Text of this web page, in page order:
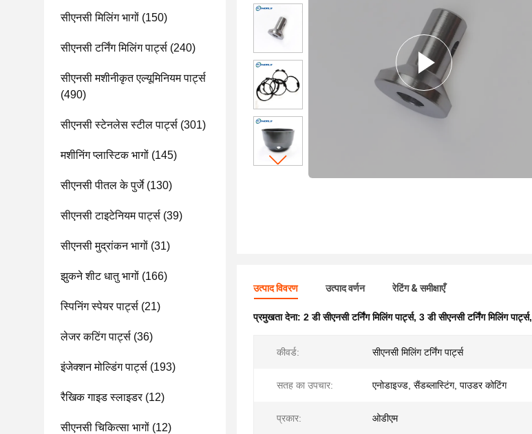
सीएनसी मिलिंग भागों (150)
सीएनसी टर्निंग मिलिंग पार्ट्स (240)
सीएनसी मशीनीकृत एल्यूमिनियम पार्ट्स
(490)
सीएनसी स्टेनलेस स्टील पार्ट्स (301)
मशीनिंग प्लास्टिक भागों (145)
सीएनसी पीतल के पुर्जे(130)
सीएनसी टाइटेनियम पार्ट्स (39)
सीएनसी मुद्रांकन भागों (31)
झुकने शीट धातु भागों (166)
स्पिनिंग स्पेयर पार्ट्स (21)
लेजर कटिंग पार्ट्स (36)
इंजेक्शन मोल्डिंग पार्ट्स (193)
रैखिक गाइड स्लाइडर(12)
सीएनसी चिकित्सा भागों (12)
उत्पाद विवरण उत्पाद वर्णन रेटिंग & समीक्षाएँ
प्रमुखता देना: 2 डी सीएनसी टर्निंग मिलिंग पार्ट्स, 3 डी सीएनसी टर्निंग मिलिंग पार्ट्स,
कीवर्ड: सीएनसी मिलिंग टर्निंग पार्ट्स
सतह का उपचार: एनोडाइज्ड, सैंडब्लास्टिंग, पाउडर कोटिंग
प्रकार: ओडीएम